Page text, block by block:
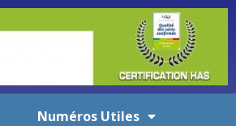
Numéros Utiles